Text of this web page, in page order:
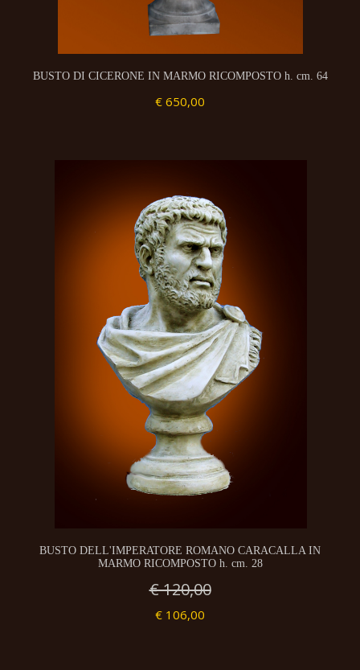
BUSTO DI CICERONE IN MARMO RICOMPOSTO h. cm. 64
€ 650,00
BUSTO DELL'IMPERATORE ROMANO CARACALLA IN
MARMO RICOMPOSTO h. cm. 28
€ 120,00
€ 106,00